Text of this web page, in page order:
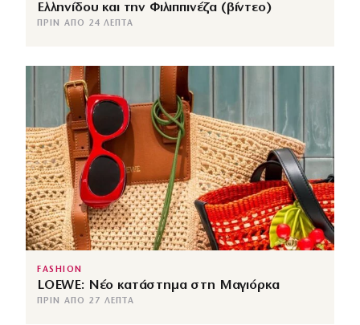
Ελληνίδου και την Φιλιππινέζα (βίντεο)
ΠΡΙΝ ΑΠΌ 24 ΛΕΠΤΆ
FASHION
LOEWE: Νέο κατάστημα στη Μαγιόρκα
ΠΡΙΝ ΑΠΌ 27 ΛΕΠΤΆ